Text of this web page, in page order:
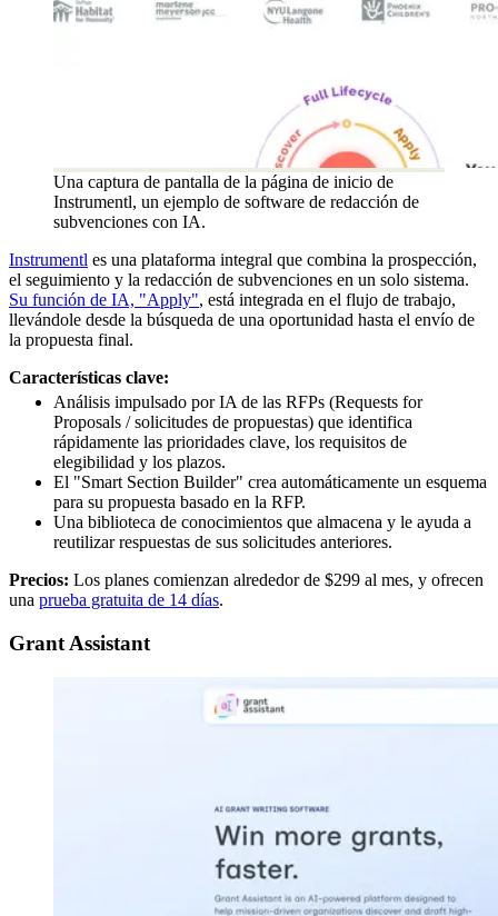
Una captura de pantalla de la página de inicio de
Instrumentl, un ejemplo de software de redacción de
subvenciones con IA.
Instrumentl es una plataforma integral que combina la prospección,
el seguimiento y la redacción de subvenciones en un solo sistema.
Su función de IA, "Apply", está integrada en el flujo de trabajo,
llevándole desde la búsqueda de una oportunidad hasta el envío de
la propuesta final.
Características clave:
Análisis impulsado por IA de las RFPs (Requests for
Proposals / solicitudes de propuestas) que identifica
rápidamente las prioridades clave, los requisitos de
elegibilidad y los plazos.
El "Smart Section Builder" crea automáticamente un esquema
para su propuesta basado en la RFP.
Una biblioteca de conocimientos que almacena y le ayuda a
reutilizar respuestas de sus solicitudes anteriores.
Precios: Los planes comienzan alrededor de $299 al mes, y ofrecen
una prueba gratuita de 14 días.
Grant Assistant